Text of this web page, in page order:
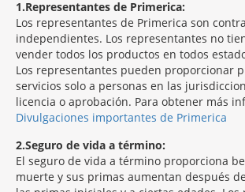
1 Representantes de Primerica:
Los representantes de Primerica son
independientes. Los representantes no
vender todos los productos en todos
Los representantes pueden proporcionar
servicios solo a personas en las
licencia o aprobación. Para obtener más
Divulgaciones importantes de Primerica
2 Seguro de vida a término:
El seguro de vida a término proporciona
muerte y sus primas aumentan después